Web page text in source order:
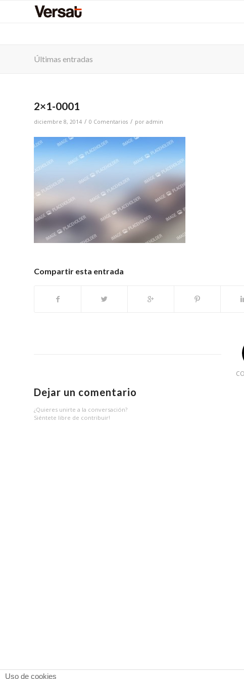
Últimas entradas
2×1-0001
diciembre 8, 2014 / 0 Comentarios / por admin
Compartir esta entrada
Dejar un comentario
¿Quieres unirte a la conversación?
Siéntete libre de contribuir!
Uso de cookies